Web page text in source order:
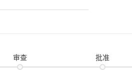
审查 批准